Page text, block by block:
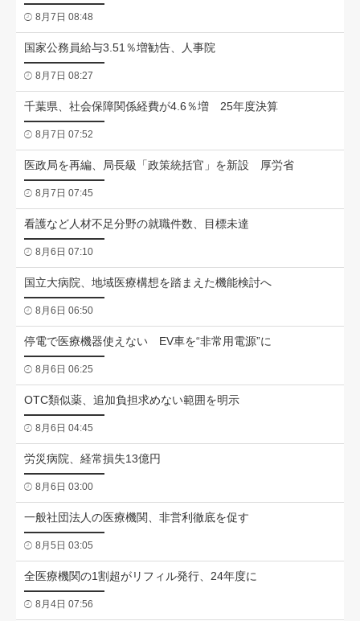
8月7日 08:48
国家公務員給与3.51％増勧告、人事院
8月7日 08:27
千葉県、社会保障関係経費が4.6％増 25年度決算
8月7日 07:52
医政局を再編、局長級「政策統括官」を新設 厚労省
8月7日 07:45
看護など人材不足分野の就職件数、目標未達
8月6日 07:10
国立大病院、地域医療構想を踏まえた機能検討へ
8月6日 06:50
停電で医療機器使えない EV車を“非常用電源”に
8月6日 06:25
OTC類似薬、追加負担求めない範囲を明示
8月6日 04:45
労災病院、経常損失13億円
8月6日 03:00
一般社団法人の医療機関、非営利徹底を促す
8月5日 03:05
全医療機関の1割超がリフィル発行、24年度に
8月4日 07:56